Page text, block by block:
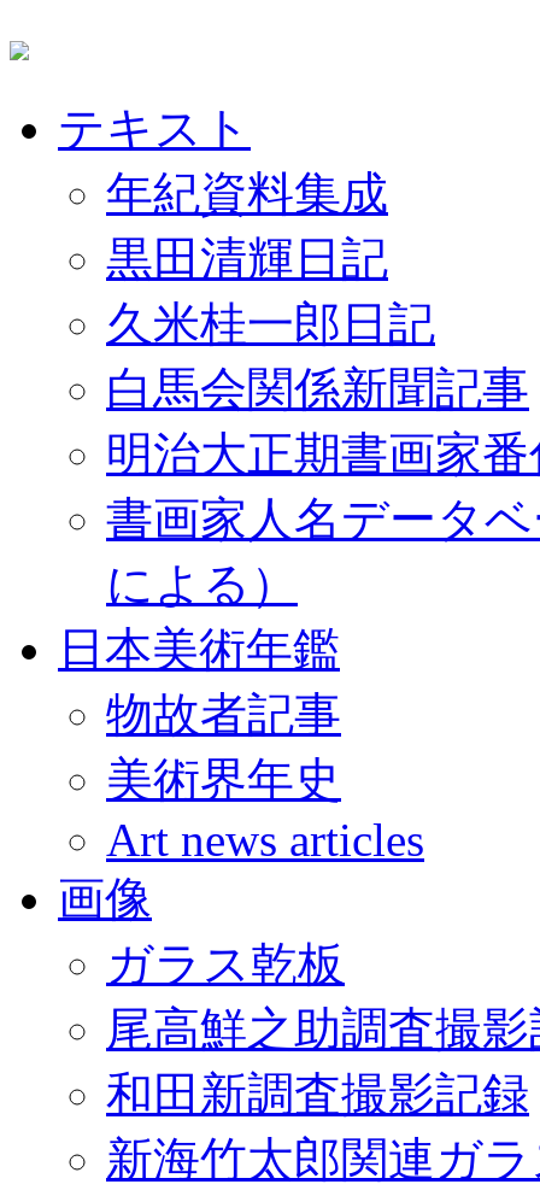
テキスト
年紀資料集成
黒田清輝日記
久米桂一郎日記
白馬会関係新聞記事
明治大正期書画家
書画家人名データ
による）
日本美術年鑑
物故者記事
美術界年史
Art news articles
画像
ガラス乾板
尾高鮮之助調査撮
和田新調査撮影記録
新海竹太郎関連ガ